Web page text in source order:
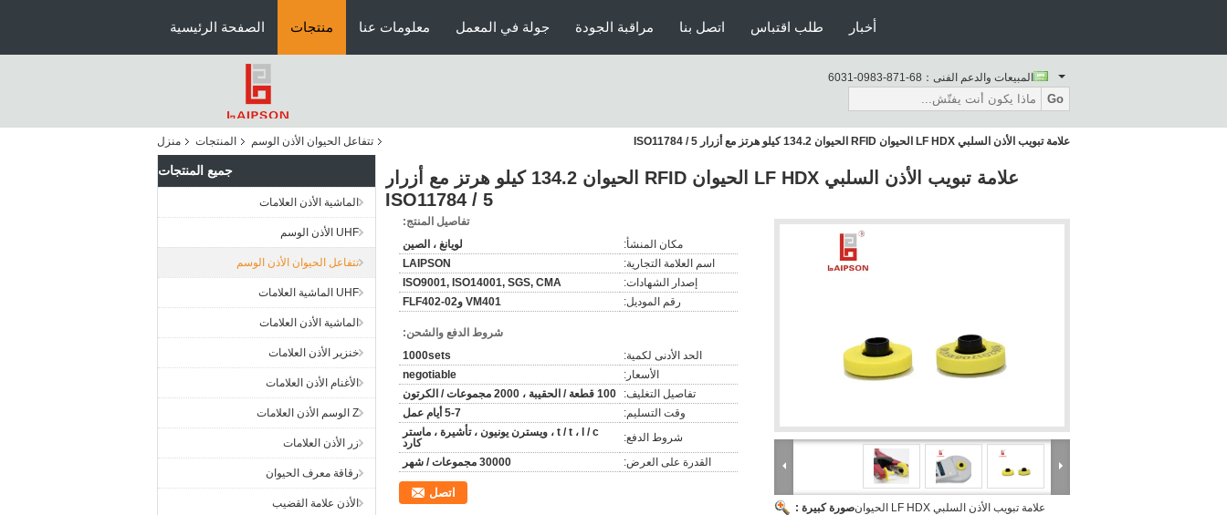
الصفحة الرئيسية منتجات معلومات عنا جولة في المعمل مراقبة الجودة اتصل بنا طلب اقتباس أخبار
المبيعات والدعم الفنى： 86-178-3890-1306
Go
منزل المنتجات تتفاعل الحيوان الأذن الوسم علامة تبويب الأذن السلبي LF HDX الحيوان RFID الحيوان 134.2 كيلو هرتز مع أزرار ISO11784 / 5
جميع المنتجات
الماشية الأذن العلامات
UHF الأذن الوسم
تتفاعل الحيوان الأذن الوسم
UHF الماشية العلامات
الماشية الأذن العلامات
خنزير الأذن العلامات
الأغنام الأذن العلامات
Z الوسم الأذن العلامات
زر الأذن العلامات
رقاقة معرف الحيوان
الأذن علامة القضيب
علامة تبويب الأذن السلبي LF HDX الحيوان RFID الحيوان 134.2 كيلو هرتز مع أزرار
ISO11784 / 5
صورة كبيرة :علامة تبويب الأذن السلبي LF HDX الحيوان
تفاصيل المنتج:
مكان المنشأ:
لويانغ ، الصين
اسم العلامة التجارية:
LAIPSON
إصدار الشهادات:
ISO9001, ISO14001, SGS, CMA
رقم الموديل:
VM401 وFLF402-02
شروط الدفع والشحن:
الحد الأدنى لكمية:
1000sets
الأسعار:
negotiable
تفاصيل التغليف:
100 قطعة / الحقيبة ، 2000 مجموعات / الكرتون
وقت التسليم:
5-7 أيام عمل
شروط الدفع:
t / t ، l / c ، ويسترن يونيون ، تأشيرة ، ماستر
كارد
القدرة على العرض:
30000 مجموعات / شهر
اتصل